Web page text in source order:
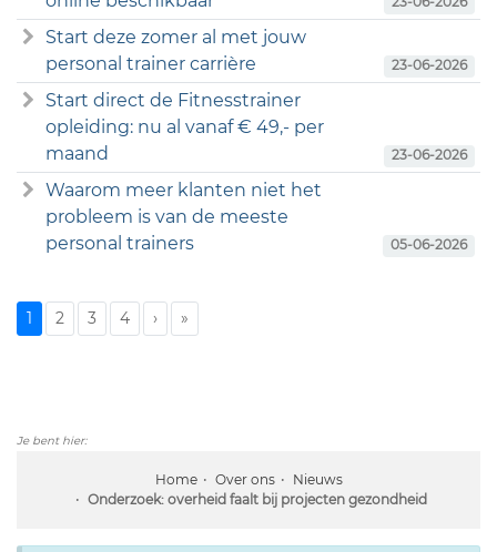
Start deze zomer al met jouw
personal trainer carrière
23-06-2026
Start direct de Fitnesstrainer
opleiding: nu al vanaf € 49,- per
maand
23-06-2026
Waarom meer klanten niet het
probleem is van de meeste
personal trainers
05-06-2026
1 2 3 4 › »
Je bent hier:
Home Over ons
Nieuws
Onderzoek: overheid faalt bij projecten gezondheid